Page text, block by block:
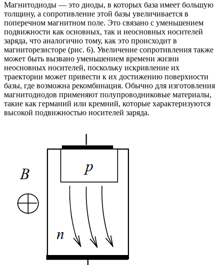
Магнитодиоды — это диоды, в которых база имеет большую
толщину, а сопротивление этой базы увеличивается в
поперечном магнитном поле. Это связано с уменьшением
подвижности как основных, так и неосновных носителей
заряда, что аналогично тому, как это происходит в
магниторезисторе (рис. 6). Увеличение сопротивления также
может быть вызвано уменьшением времени жизни
неосновных носителей, поскольку искривление их
траектории может привести к их достижению поверхности
базы, где возможна рекомбинация. Обычно для изготовления
магнитодиодов применяют полупроводниковые материалы,
такие как германий или кремний, которые характеризуются
высокой подвижностью носителей заряда.